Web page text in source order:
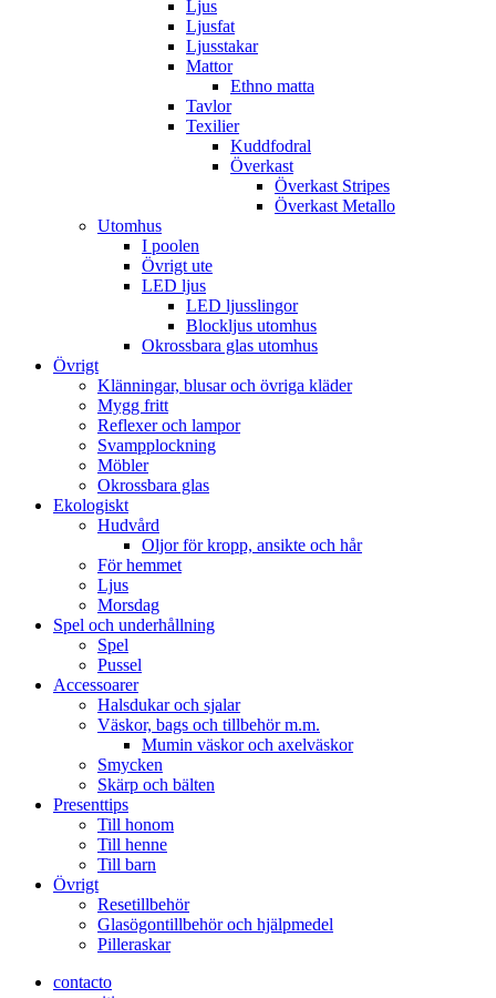
Ljus
Ljusfat
Ljusstakar
Mattor
Ethno matta
Tavlor
Texilier
Kuddfodral
Överkast
Överkast Stripes
Överkast Metallo
Utomhus
I poolen
Övrigt ute
LED ljus
LED ljusslingor
Blockljus utomhus
Okrossbara glas utomhus
Övrigt
Klänningar, blusar och övriga kläder
Mygg fritt
Reflexer och lampor
Svampplockning
Möbler
Okrossbara glas
Ekologiskt
Hudvård
Oljor för kropp, ansikte och hår
För hemmet
Ljus
Morsdag
Spel och underhållning
Spel
Pussel
Accessoarer
Halsdukar och sjalar
Väskor, bags och tillbehör m.m.
Mumin väskor och axelväskor
Smycken
Skärp och bälten
Presenttips
Till honom
Till henne
Till barn
Övrigt
Resetillbehör
Glasögontillbehör och hjälpmedel
Pilleraskar
contacto